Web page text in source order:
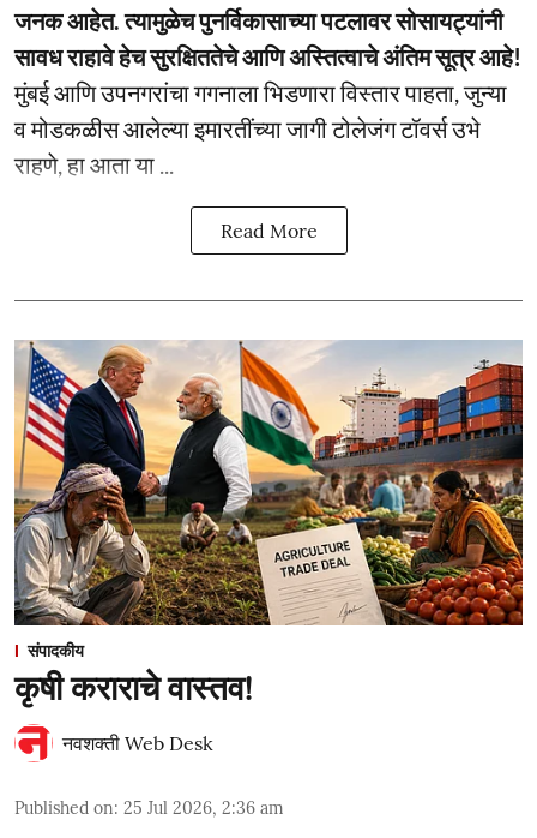
जनक आहेत. त्यामुळेच पुनर्विकासाच्या पटलावर सोसायट्यांनी
सावध राहावे हेच सुरक्षिततेचे आणि अस्तित्वाचे अंतिम सूत्र आहे!
मुंबई आणि उपनगरांचा गगनाला भिडणारा विस्तार पाहता, जुन्या
व मोडकळीस आलेल्या इमारतींच्या जागी टोलेजंग टॉवर्स उभे
राहणे, हा आता या ...
Read More
संपादकीय
कृषी कराराचे वास्तव!
नवशक्ती Web Desk
Published on: 25 Jul 2026, 2:36 am